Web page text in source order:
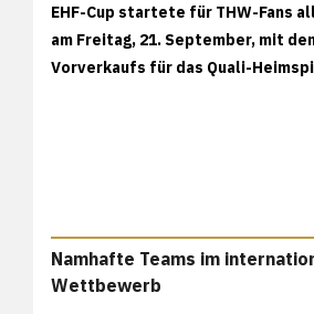
EHF-Cup startete für THW-Fans
am Freitag, 21. September, mit
Vorverkaufs für das Quali-
Namhafte Teams im
Wettbewerb